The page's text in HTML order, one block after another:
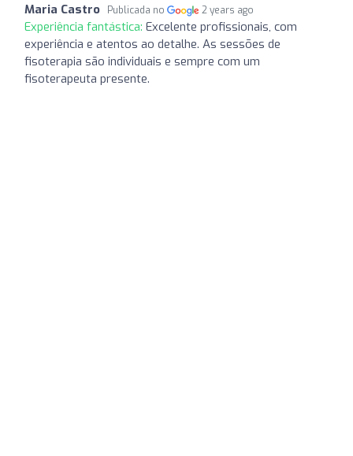
Maria Castro Publicada no 2 years ago
Experiência fantástica: Excelente profissionais, com
experiência e atentos ao detalhe. As sessões de
fisoterapia são individuais e sempre com um
fisoterapeuta presente.